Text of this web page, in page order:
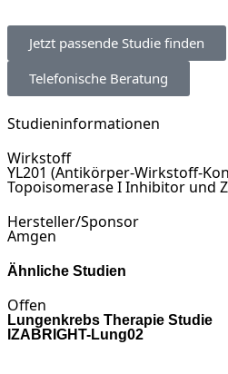
Jetzt passende Studie finden
Telefonische Beratung
Studieninformationen
Wirkstoff
YL201 (Antikörper-Wirkstoff-
Topoisomerase I Inhibitor und
Hersteller/Sponsor
Amgen
Ähnliche Studien
Offen
Lungenkrebs Therapie Studie
IZABRIGHT-Lung02